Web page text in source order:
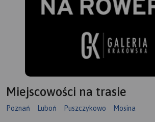
Miejscowości na trasie
Poznań Luboń Puszczykowo Mosina